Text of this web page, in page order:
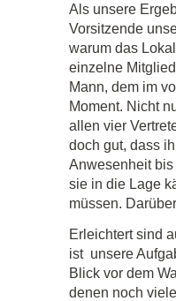
Als unsere
Vorsitzende
warum das
einzelne
Mann, dem im
Moment. Nicht
allen vier
doch gut, dass
Anwesenheit
sie in die Lage
müssen.
Erleichtert sind
ist unsere
Blick vor dem
denen noch